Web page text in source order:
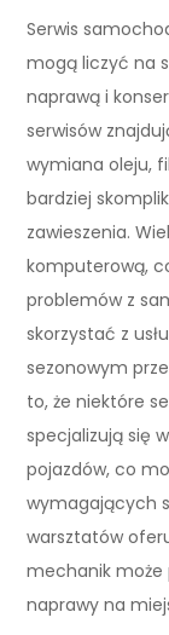
Serwis
mogą liczyć na
naprawą i
serwisów
wymiana oleju,
bardziej
zawieszenia.
komputerową,
problemów z
skorzystać z
sezonowym
to, że niektóre
specjalizują się
pojazdów, co
wymagających
warsztatów
mechanik może
naprawy na